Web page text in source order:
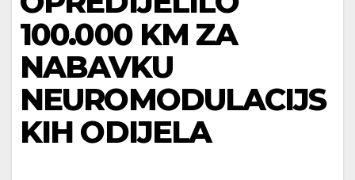
100.000 KM ZA
NABAVKU
NEUROMODULACIJS
KIH ODIJELA